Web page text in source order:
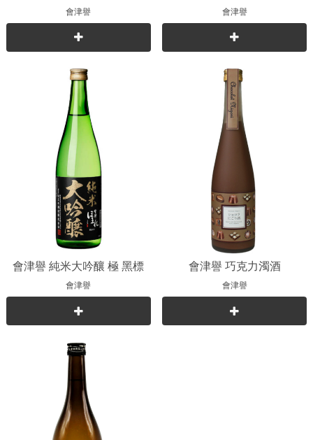
米吟釀
會津譽 會津譽
會津譽 純米大吟釀 極 黑標
會津譽
會津譽 巧克力濁酒
會津譽